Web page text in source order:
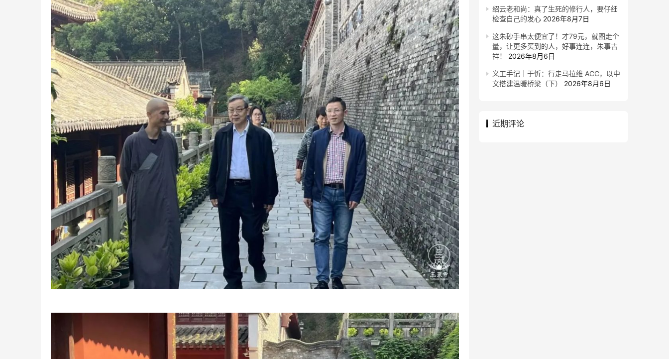
绍云老和尚：真了生死的修行人，要仔细
检查自己的发心 2026年8月7日
这朱砂手串太便宜了！才79元，就图走个
量，让更多买到的人，好事连连，朱事吉
祥！
2026年8月6日
义工手记｜于忻：行走马拉维 ACC，以中
文搭建温暖桥梁（下）
2026年8月6日
近期评论